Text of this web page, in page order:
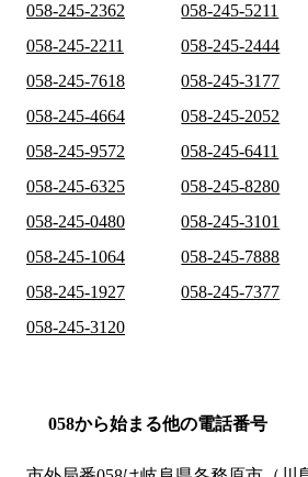
058-245-2362
058-245-5211
058-245-2211
058-245-2444
058-245-7618
058-245-3177
058-245-4664
058-245-2052
058-245-9572
058-245-6411
058-245-6325
058-245-8280
058-245-0480
058-245-3101
058-245-1064
058-245-7888
058-245-1927
058-245-7377
058-245-3120
058から始まる他の電話番号